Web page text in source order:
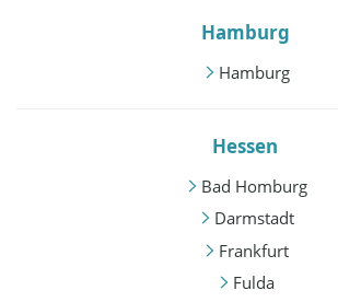
Hamburg
Hamburg
Hessen
Bad Homburg
Darmstadt
Frankfurt
Fulda